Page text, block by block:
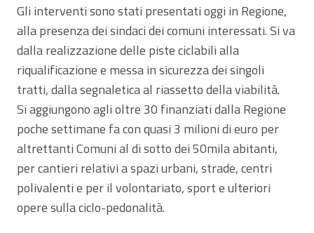
Gli interventi sono stati presentati oggi in Regione,
alla presenza dei sindaci dei comuni interessati. Si va
dalla realizzazione delle piste ciclabili alla
riqualificazione e messa in sicurezza dei singoli
tratti, dalla segnaletica al riassetto della viabilità.
Si aggiungono agli oltre 30 finanziati dalla Regione
poche settimane fa con quasi 3 milioni di euro per
altrettanti Comuni al di sotto dei 50mila abitanti,
per cantieri relativi a spazi urbani, strade, centri
polivalenti e per il volontariato, sport e ulteriori
opere sulla ciclo-pedonalità.